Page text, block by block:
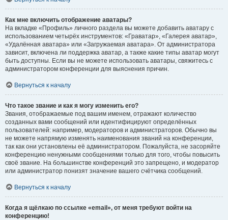
Как мне включить отображение аватары?
На вкладке «Профиль» личного раздела вы можете добавить аватару с
использованием четырёх инструментов: «Граватар», «Галерея аватар»,
«Удалённая аватара» или «Загружаемая аватара». От администратора
зависит, включена ли поддержка аватар, а также какие типы аватар могут
быть доступны. Если вы не можете использовать аватары, свяжитесь с
администратором конференции для выяснения причин.
Вернуться к началу
Что такое звание и как я могу изменить его?
Звания, отображаемые под вашим именем, отражают количество
созданных вами сообщений или идентифицируют определённых
пользователей: например, модераторов и администраторов. Обычно вы
не можете напрямую изменять наименования званий на конференции,
так как они установлены её администратором. Пожалуйста, не засоряйте
конференцию ненужными сообщениями только для того, чтобы повысить
своё звание. На большинстве конференций это запрещено, и модератор
или администратор понизят значение вашего счётчика сообщений.
Вернуться к началу
Когда я щёлкаю по ссылке «email», от меня требуют войти на
конференцию!